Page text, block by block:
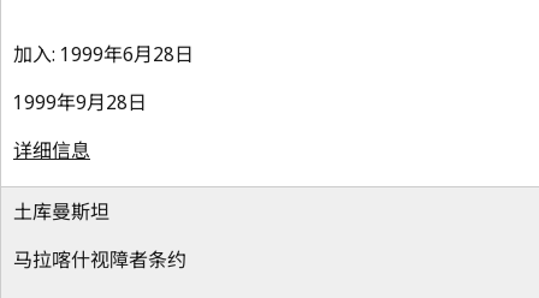
加入: 1999年6月28日
1999年9月28日
详细信息
土库曼斯坦
马拉喀什视障者条约